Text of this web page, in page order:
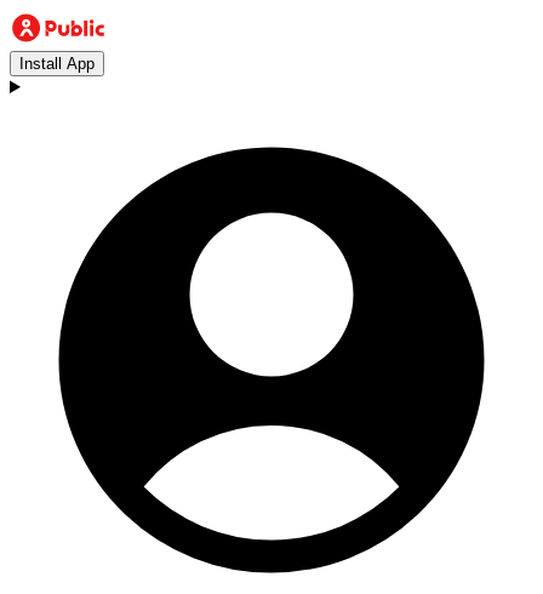
Install App